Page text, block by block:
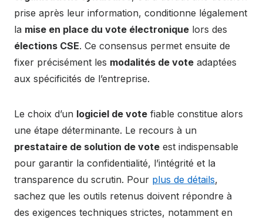
prise après leur information, conditionne légalement
la mise en place du vote électronique lors des
élections CSE. Ce consensus permet ensuite de
fixer précisément les modalités de vote adaptées
aux spécificités de l’entreprise.
Le choix d’un logiciel de vote fiable constitue alors
une étape déterminante. Le recours à un
prestataire de solution de vote est indispensable
pour garantir la confidentialité, l’intégrité et la
transparence du scrutin. Pour plus de détails,
sachez que les outils retenus doivent répondre à
des exigences techniques strictes, notamment en